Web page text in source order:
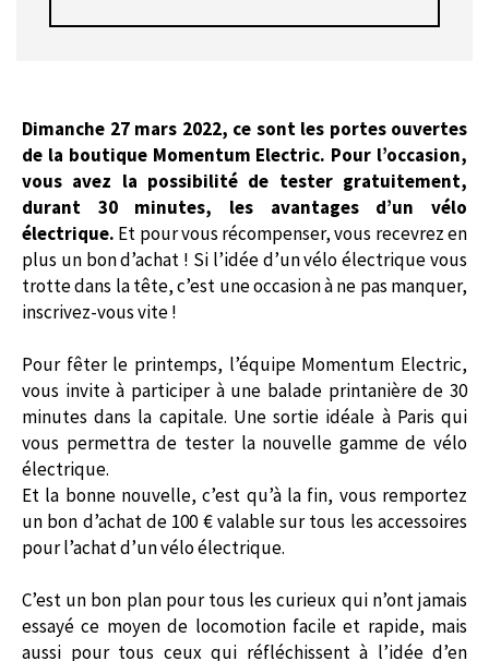
Dimanche 27 mars 2022, ce sont les portes ouvertes
de la boutique Momentum Electric. Pour l’occasion,
vous avez la possibilité de tester gratuitement,
durant 30 minutes, les avantages d’un vélo
électrique. Et pour vous récompenser, vous recevrez en
plus un bon d’achat ! Si l’idée d’un vélo électrique vous
trotte dans la tête, c’est une occasion à ne pas manquer,
inscrivez-vous vite !
Pour fêter le printemps, l’équipe Momentum Electric,
vous invite à participer à une balade printanière de 30
minutes dans la capitale. Une sortie idéale à Paris qui
vous permettra de tester la nouvelle gamme de vélo
électrique.
Et la bonne nouvelle, c’est qu’à la fin, vous remportez
un bon d’achat de 100 € valable sur tous les accessoires
pour l’achat d’un vélo électrique.
C’est un bon plan pour tous les curieux qui n’ont jamais
essayé ce moyen de locomotion facile et rapide, mais
aussi pour tous ceux qui réfléchissent à l’idée d’en